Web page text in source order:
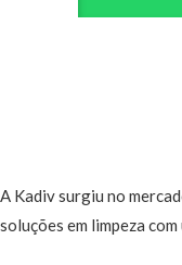
A Kadiv surgiu no
soluções em limpeza